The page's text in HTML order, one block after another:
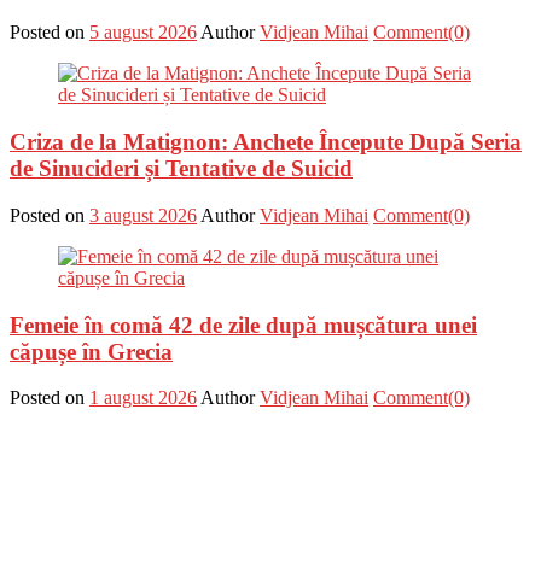
Posted on 5 august 2026Author Vidjean Mihai Comment(0)
Criza de la Matignon: Anchete Începute După Seria
de Sinucideri și Tentative de Suicid
Posted on 3 august 2026 Author Vidjean Mihai Comment(0)
Femeie în comă 42 de zile după mușcătura unei
căpușe în Grecia
Posted on 1 august 2026 Author Vidjean Mihai Comment(0)